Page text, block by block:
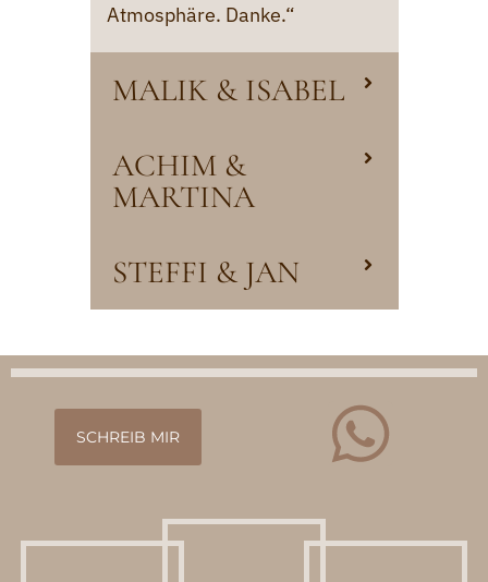
Atmosphäre. Danke.“
MALIK & ISABEL
ACHIM &
MARTINA
STEFFI & JAN
SCHREIB MIR